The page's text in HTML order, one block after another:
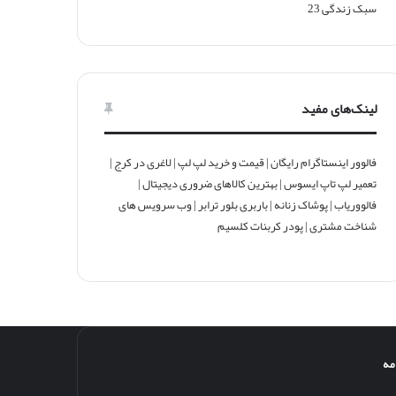
سبک زندگی23
لینک‌های مفید
فالوور اینستاگرام رایگان|قیمت و خرید لپ لپ|لاغری در کرج|
تعمیر لپ تاپ ایسوس|بهترین کالاهای ضروری دیجیتال|
فالووریاب|پوشاک زنانه|باربری بلور ترابر|وب سرویس های
شناخت مشتری|پودر کربنات کلسیم